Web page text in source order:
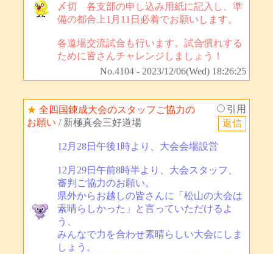
〆切 各支部の申し込み用紙に記入し、準
備の都合上1月11日必着でお願いします。
各道場交流試合も行います。試合慣れする
ために皆さんチャレンジしましょう！
No.4104 - 2023/12/06(Wed) 18:26:25
★ 全四国錬成大会のスタッフご協力の
お願い / 新極真会三好道場
引用
12月28日午後1時より、大会会場設営
12月29日午前8時半より、大会スタッフ、
審判ご協力のお願い。
県外からお越しの皆さんに「松山の大会は
素晴らしかった」と言っていただけるよ
う、
みんなで力を合わせ素晴らしい大会にしま
しょう。